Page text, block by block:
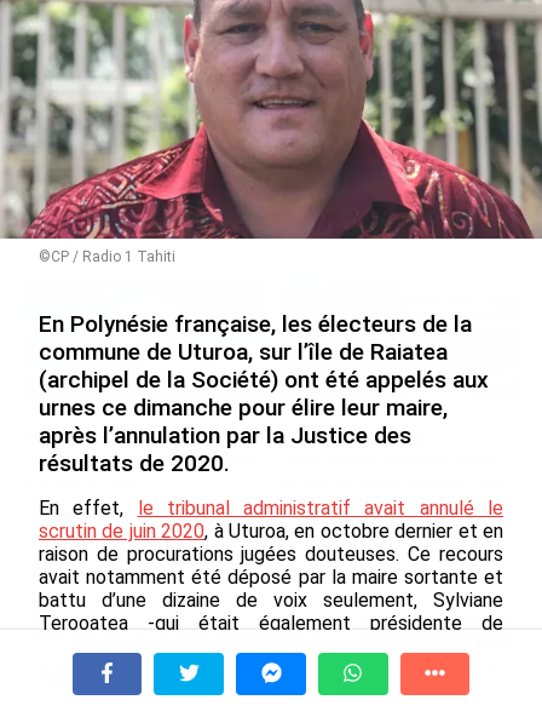
SÉRIE. Histoire des chefs-lieux d’Outre-mer :
Nouméa, une capitale construite par le bagne,
le nickel et le Pacifique
le 08/08/2026
Rapport 2025 de l’Ifremer :
un engagement décisif dans
le 07/08/2026
De Messi à Trump :
au service du Karibea Sainte-
Luce en Martinique
le 07/08/2026
Avec VEENI, le Guadeloupéen Yanis
Foy entend participer au
développement tourist...
À la une Tv Radio A Propos
©CP / Radio 1 Tahiti
En Polynésie française, les électeurs de la
commune de Uturoa, sur l’île de Raiatea
(archipel de la Société) ont été appelés aux
urnes ce dimanche pour élire leur maire,
après l’annulation par la Justice des
résultats de 2020.
En effet, le tribunal administratif avait annulé le
scrutin de juin 2020, à Uturoa, en octobre dernier et en
raison de procurations jugées douteuses. Ce recours
avait notamment été déposé par la maire sortante et
battu d’une dizaine de voix seulement, Sylviane
Terooatea -qui était également présidente de
mandat de 12 ans de Sylviane Terooatea, avait alors
dû laisser son siège de maire.